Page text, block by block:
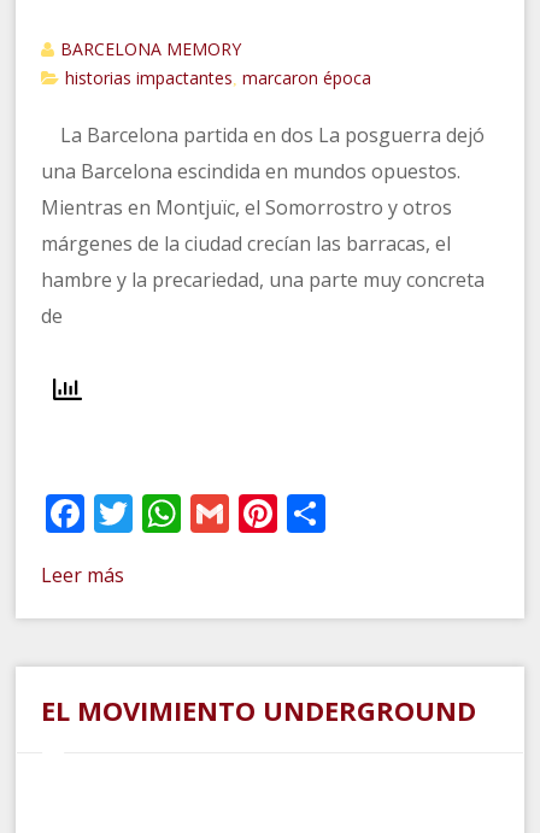
BARCELONA MEMORY
historias impactantes
,marcaron época
La Barcelona partida en dos La posguerra dejó
una Barcelona escindida en mundos opuestos.
Mientras en Montjuïc, el Somorrostro y otros
márgenes de la ciudad crecían las barracas, el
hambre y la precariedad, una parte muy concreta
de
Facebook
Twitter
WhatsApp
GmailPinterest
Leer más
EL MOVIMIENTO UNDERGROUND